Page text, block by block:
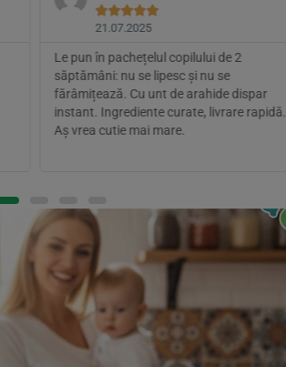

21.07.2025
Le pun în pachețelul copilului de 2
săptămâni: nu se lipesc și nu se
fărâmițează. Cu unt de arahide dispar
instant. Ingrediente curate, livrare rapidă.
Aș vrea cutie mai mare.